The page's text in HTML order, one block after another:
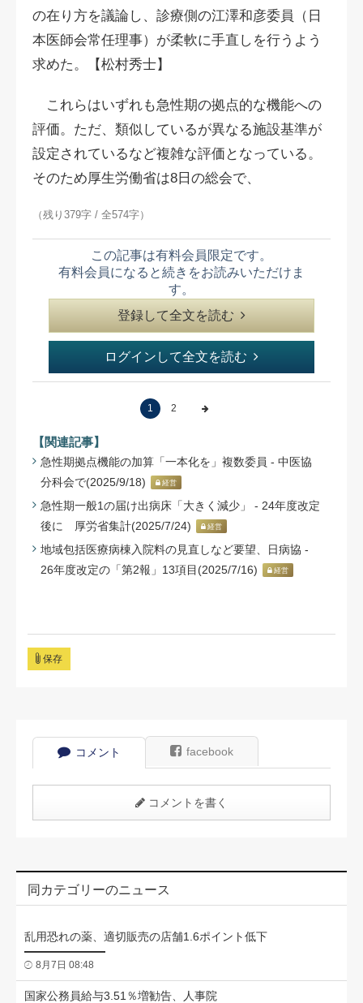
の在り方を議論し、診療側の江澤和彦委員（日
本医師会常任理事）が柔軟に手直しを行うよう
求めた。【松村秀士】
これらはいずれも急性期の拠点的な機能への
評価。ただ、類似しているが異なる施設基準が
設定されているなど複雑な評価となっている。
そのため厚生労働省は8日の総会で、
（残り379字 / 全574字）
この記事は有料会員限定です。
有料会員になると続きをお読みいただけま
す。
登録して全文を読む
ログインして全文を読む
1 2
【関連記事】
急性期拠点機能の加算「一本化を」複数委員 - 中医協
分科会で(2025/9/18)
経営
急性期一般1の届け出病床「大きく減少」 - 24年度改定
後に 厚労省集計(2025/7/24)
経営
地域包括医療病棟入院料の見直しなど要望、日病協 -
26年度改定の「第2報」13項目(2025/7/16)
経営
保存
コメント facebook
コメントを書く
同カテゴリーのニュース
乱用恐れの薬、適切販売の店舗1.6ポイント低下
8月7日 08:48
国家公務員給与3.51％増勧告、人事院